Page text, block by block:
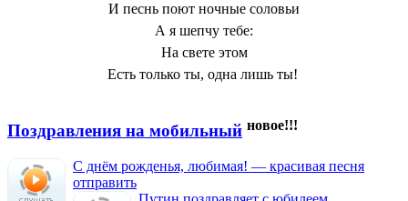
И песнь поют ночные соловьи
А я шепчу тебе:
На свете этом
Есть только ты, одна лишь ты!
Поздравления на мобильный новое!!!
С днём рожденья, любимая! — красивая песня
отправить